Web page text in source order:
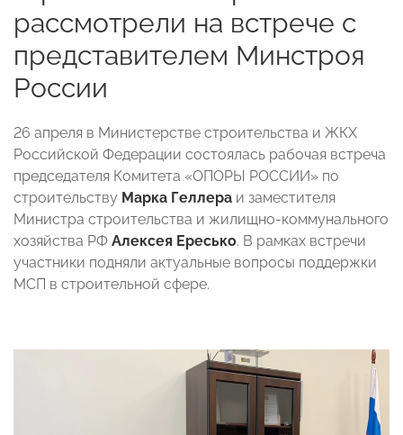
рассмотрели на встрече с
представителем Минстроя
России
26 апреля в Министерстве строительства и ЖКХ
Российской Федерации состоялась рабочая встреча
председателя Комитета «ОПОРЫ РОССИИ» по
строительству Марка Геллера и заместителя
Министра строительства и жилищно-коммунального
хозяйства РФ Алексея Ересько. В рамках встречи
участники подняли актуальные вопросы поддержки
МСП в строительной сфере.